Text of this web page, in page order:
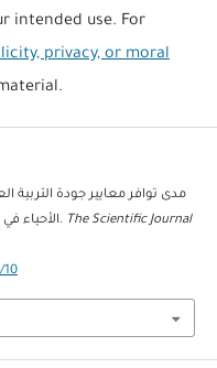
intended use. For
privacy, or moral
مدى توافر معايير جودة التربية
الأحياء في كلية التربية – جامعة إقليم سبأ اليمنية. (2021). The Scientific Journal
10